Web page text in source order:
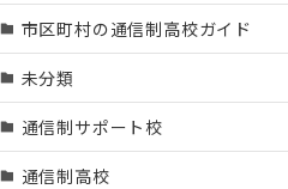
市区町村の通信制高校ガイド
未分類
通信制サポート校
通信制高校